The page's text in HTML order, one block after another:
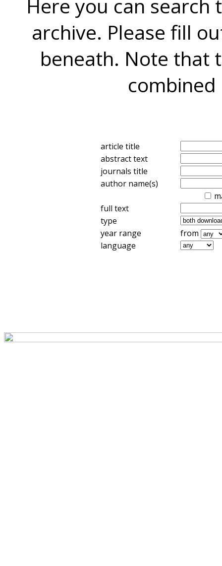
Here you can search
archive. Please fill
beneath. Note that
combined
article title
abstract text
journals title
author name(s)
full text
type
year range
from
language